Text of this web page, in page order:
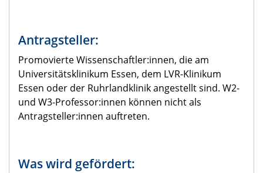
Antragsteller:
Promovierte Wissenschaftler:innen, die am
Universitätsklinikum Essen, dem LVR-Klinikum
Essen oder der Ruhrlandklinik angestellt sind. W2-
und W3-Professor:innen können nicht als
Antragsteller:innen auftreten.
Was wird gefördert: